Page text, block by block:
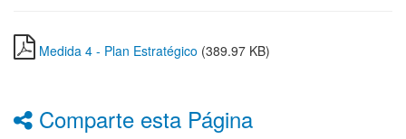
Medida 4 - Plan Estratégico (389.97 KB)
Comparte esta Página